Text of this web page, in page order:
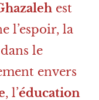
est
l’espoir, la
le
envers
, l’éducation